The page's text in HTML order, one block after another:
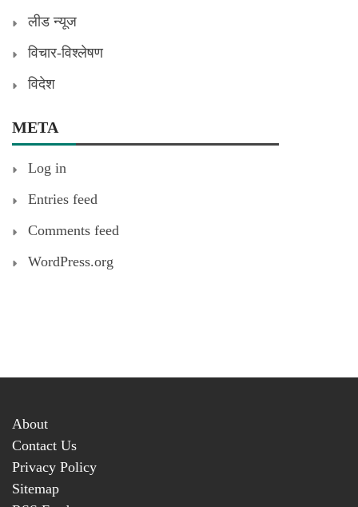
लीड न्यूज
विचार-विश्लेषण
विदेश
META
Log in
Entries feed
Comments feed
WordPress.org
About
Contact Us
Privacy Policy
Sitemap